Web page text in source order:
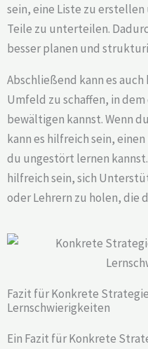
sein, eine Liste zu
Teile zu unterteilen.
besser planen und
Abschließend kann es
Umfeld zu schaffen, in
bewältigen kannst. Wenn
kann es hilfreich sein,
du ungestört lernen
hilfreich sein, sich
oder Lehrern zu holen, die
Fazit für Konkrete
Lernschwierigkeiten
Ein Fazit für Konkrete